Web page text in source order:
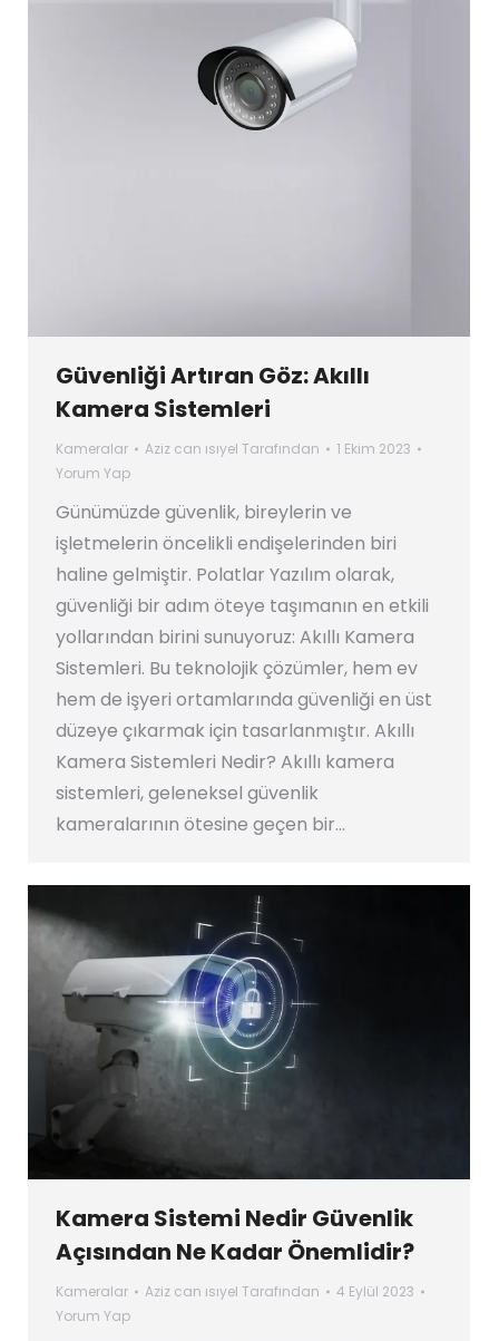
Güvenliği Artıran Göz: Akıllı
Kamera Sistemleri
Kameralar Aziz can ısıyel Tarafından
1 Ekim 2023
Yorum Yap
Günümüzde güvenlik, bireylerin ve
işletmelerin öncelikli endişelerinden biri
haline gelmiştir. Polatlar Yazılım olarak,
güvenliği bir adım öteye taşımanın en etkili
yollarından birini sunuyoruz: Akıllı Kamera
Sistemleri. Bu teknolojik çözümler, hem ev
hem de işyeri ortamlarında güvenliği en üst
düzeye çıkarmak için tasarlanmıştır. Akıllı
Kamera Sistemleri Nedir? Akıllı kamera
sistemleri, geleneksel güvenlik
kameralarının ötesine geçen bir…
Kamera Sistemi Nedir Güvenlik
Açısından Ne Kadar Önemlidir?
Kameralar Aziz can ısıyel Tarafından
4 Eylül 2023
Yorum Yap